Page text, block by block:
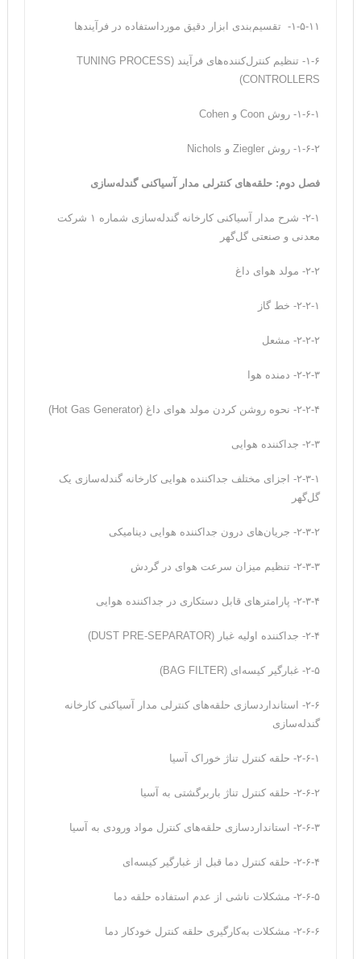
۱-۵-۱۱- تقسیم‌بندی ابزار دقیق مورداستفاده در فرآیند‌ها
۱-۶- تنظیم کنترل‌کننده‌های فرآیند (TUNING PROCESS
CONTROLLERS)
۱-۶-۱- روش Coon و Cohen
۱-۶-۲- روش Ziegler و Nichols
فصل دوم: حلقه‌های کنترلی مدار آسیاکنی گندله‌سازی
۲-۱- شرح مدار آسیاکنی کارخانه گندله‌سازی شماره ۱ شرکت
معدنی و صنعتی گل‌گهر
۲-۲- مولد هوای داغ
۲-۲-۱- خط ‌گاز
۲-۲-۲- مشعل
۲-۲-۳- دمنده هوا
۲-۲-۴- نحوه روشن کردن مولد هوای داغ (Hot Gas Generator)
۲-۳- جداکننده هوایی
۲-۳-۱- اجزای مختلف جداکننده هوایی کارخانه گندله‌سازی یک
گل‌گهر
۲-۳-۲- جریان‌های درون جداکننده هوایی دینامیکی
۲-۳-۳- تنظیم میزان سرعت هوای در گردش
۲-۳-۴- پارامترهای قابل دستکاری در جداکننده هوایی
۲-۴- جداکننده اولیه غبار (DUST PRE-SEPARATOR)
۲-۵- غبارگیر کیسه‌ای (BAG FILTER)
۲-۶- استانداردسازی حلقه‌های کنترلی مدار آسیاکنی کارخانه
گندله‌سازی
۲-۶-۱- حلقه کنترل تناژ خوراک آسیا
۲-۶-۲- حلقه کنترل تناژ باربرگشتی به آسیا
۲-۶-۳- استانداردسازی حلقه‌های کنترل مواد ورودی به آسیا
۲-۶-۴- حلقه کنترل دما قبل از غبارگیر کیسه‌ای
۲-۶-۵- مشکلات ناشی از عدم استفاده حلقه دما
۲-۶-۶- مشکلات به‌کارگیری حلقه کنترل خودکار دما